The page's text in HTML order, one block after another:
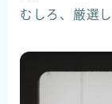
むしろ、厳選